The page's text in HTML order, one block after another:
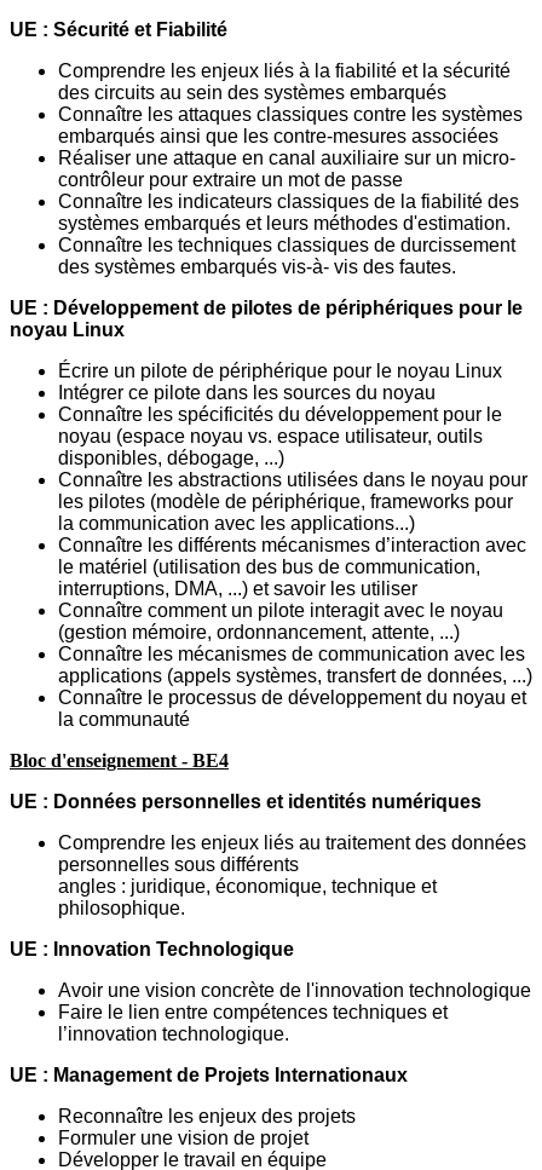
UE : Sécurité et Fiabilité
Comprendre les enjeux liés à la fiabilité et la sécurité
des circuits au sein des systèmes embarqués
Connaître les attaques classiques contre les systèmes
embarqués ainsi que les contre-mesures associées
Réaliser une attaque en canal auxiliaire sur un micro-
contrôleur pour extraire un motde passe
Connaître les indicateurs classiques de la fiabilité des
systèmes embarqués et leurs méthodes d'estimation.
Connaître les techniques classiques de durcissement
des systèmes embarqués vis-à- vis des fautes.
UE : Développement de pilotes de périphériques pour le
noyau Linux
Écrire un pilote de périphérique pour le noyau Linux
Intégrer ce pilote dans les sources du noyau
Connaître les spécificités du développement pour le
noyau (espace noyau vs. espace utilisateur, outils
disponibles, débogage, ...)
Connaître les abstractions utilisées dans le noyau pour
les pilotes (modèle de périphérique, frameworks pour
la communication avec les applications...)
Connaître les différents mécanismes d’interaction avec
le matériel (utilisation des bus de communication,
interruptions, DMA, ...) et savoir les utiliser
Connaître comment un pilote interagit avec le noyau
(gestion mémoire, ordonnancement, attente, ...)
Connaître les mécanismes de communication avec les
applications (appels systèmes, transfert de données, ...)
Connaître le processus de développement du noyau et
la communauté
Bloc d'enseignement - BE4
UE : Données personnelles et identités numériques
Comprendre les enjeux liés au traitement des données
personnelles sous différents
angles : juridique, économique, technique et
philosophique.
UE : Innovation Technologique
Avoir une vision concrète de l'innovation technologique
Faire le lien entre compétences techniques et
l’innovation technologique.
UE : Management de Projets Internationaux
Reconnaître les enjeux des projets
Formuler une vision de projet
Développer le travail en équipe